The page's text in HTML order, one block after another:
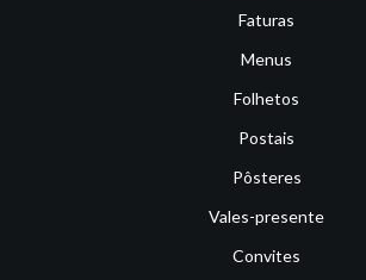
Faturas
Menus
Folhetos
Postais
Pôsteres
Vales-presente
Convites